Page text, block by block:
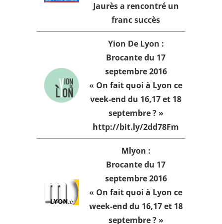
Jaurès a rencontré un
franc succès
Yion De Lyon :
Brocante du 17
septembre 2016
« On fait quoi à Lyon ce
veek-end du 16,17 et 18
septembre ? »
http://bit.ly/2dd78Fm
Mlyon :
Brocante du 17
septembre 2016
« On fait quoi à Lyon ce
week-end du 16,17 et 18
septembre ? »